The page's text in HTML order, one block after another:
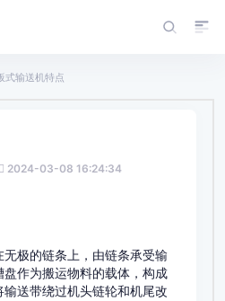
式输送机特点
2024-03-08 16:24:34
极的链条上，由链条承受输
盘作为搬运物料的载体，构成
输送带绕过机头链轮和机尾改